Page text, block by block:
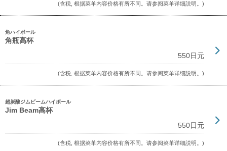
(含税, 根据菜单内容价格有所不同。请参阅菜单详细説明。)
角ハイボール
角瓶高杯
550日元
(含税, 根据菜单内容价格有所不同。请参阅菜单详细説明。)
超炭酸ジムビームハイボール
Jim Beam高杯
550日元
(含税, 根据菜单内容价格有所不同。请参阅菜单详细説明。)